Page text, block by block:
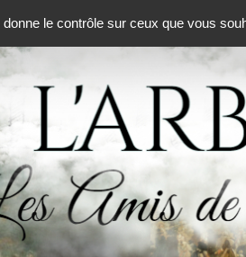
le contrôle sur ceux que vous